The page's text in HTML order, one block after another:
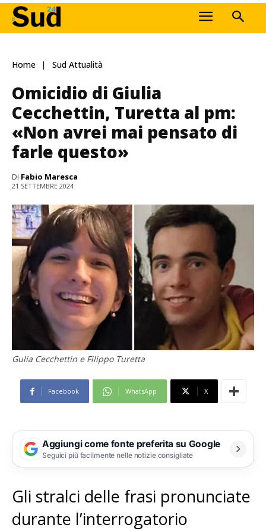
Home Sud Attualità
Omicidio di Giulia
Cecchettin, Turetta al pm:
«Non avrei mai pensato di
farle questo»
Di Fabio Maresca
21 SETTEMBRE 2024
Gulia Cecchettin e Filippo Turetta
Facebook WhatsApp X
Aggiungi come fonte preferita su Google
Seguici più facilmente nelle notizie consigliate
Gli stralci delle frasi pronunciate
durante l’interrogatorio